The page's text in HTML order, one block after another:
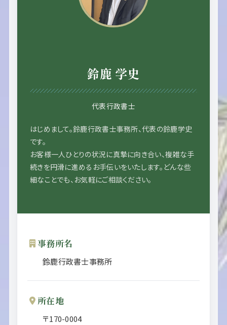
鈴鹿 学史
代表行政書士
はじめまして。鈴鹿行政書士事務所、代表の鈴鹿学史
です。
お客様一人ひとりの状況に真摯に向き合い、複雑な手
続きを円滑に進めるお手伝いをいたします。どんな些
細なことでも、お気軽にご相談ください。
事務所名
鈴鹿行政書士事務所
所在地
〒170-0004